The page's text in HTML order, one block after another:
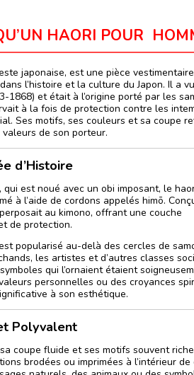
HAORI POUR
japonaise, est une pièce vestimentaire
l’histoire et la culture du Japon. Il a
1868) et était à l’origine porté par les
à la fois de protection contre les
Ses motifs, ses couleurs et sa coupe
de son porteur.
d’Histoire
qui est noué avec un obi imposant, le
à l’aide de cordons appelés himō.
au kimono, offrant une couche
de protection.
popularisé au-delà des cercles de
les artistes et d’autres classes
qui l’ornaient étaient
personnelles ou des croyances
à son esthétique.
Polyvalent
coupe fluide et ses motifs souvent
brodées ou imprimées à l’intérieur de